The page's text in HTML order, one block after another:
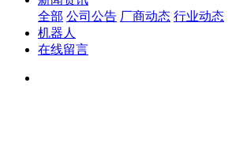
全部 公司公告 厂商动态 行业动态
机器人
在线留言